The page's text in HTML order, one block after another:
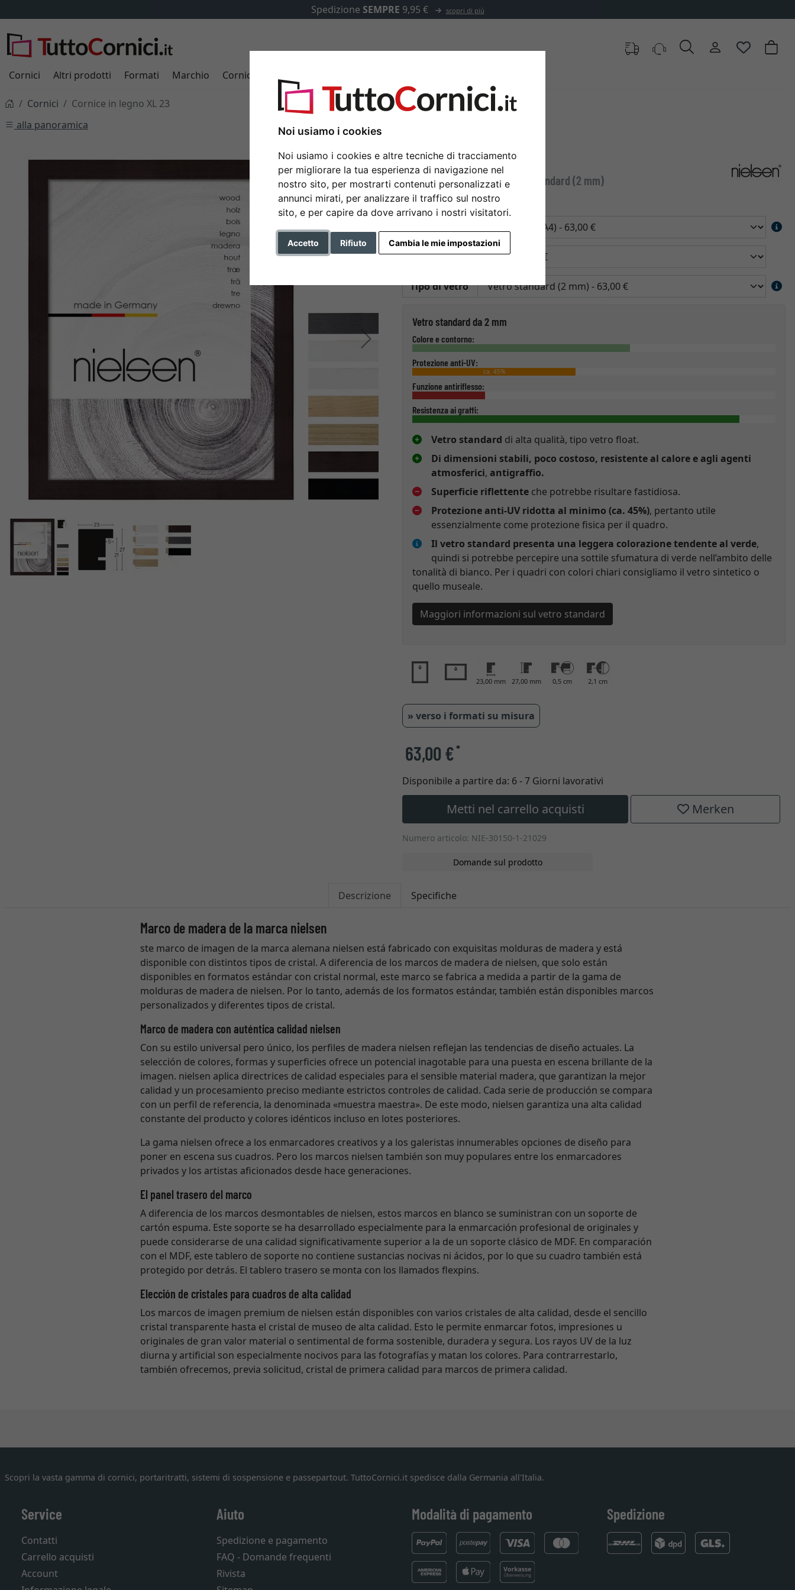
Noi usiamo i cookies
Noi usiamo i cookies e altre tecniche di tracciamento
per migliorare la tua esperienza di navigazione nel
nostro sito, per mostrarti contenuti personalizzati e
annunci mirati, per analizzare il traffico sul nostro
sito, e per capire da dove arrivano i nostri visitatori.
Accetto Rifiuto Cambia le mie impostazioni
SpedizioneSEMPRE9,95 € scopri di più
Cornici Altri prodotti Formati Marchio Cornici su misura
Cornici
Cornice in legno XL 23
alla panoramica
Avanti
Cornice in legno XL 23
21x29,7 cm (A4) | nero | Vetro standard (2 mm)
XL 23
Colore
Tipo di vetro
Vetro standard da 2 mm
Colore e contorno:
Protezione anti-UV:
ca. 45%
Funzione antiriflesso:
Resistenza ai graffi:
Vetro standard di alta qualità, tipo vetro float.
Di dimensioni stabili, poco costoso, resistente al calore e agli agenti
atmosferici, antigraffio.
Superficie riflettente che potrebbe risultare fastidiosa.
Protezione anti-UV ridotta al minimo (ca. 45%), pertanto utile
essenzialmente come protezione fisica per il quadro.
Il vetro standard presenta una leggera colorazione tendente al verde,
quindi si potrebbe percepire una sottile sfumatura di verde nell’ambito delle
tonalità di bianco. Per i quadri con colori chiari consigliamo il vetro sintetico o
quello museale.
Maggiori informazioni sul vetro standard
23,00 mm 27,00 mm 0,5 cm 2,1 cm
» verso i formati su misura
63,00 €*
Disponibile a partire da: 6 - 7 Giorni lavorativi
Metti nel carrello acquisti Merken
Numero articolo: NIE-30150-1-21029
Domande sul prodotto
Descrizione Specifiche
Marco de madera de la marca nielsen
ste marco de imagen de la marca alemana nielsen está fabricado con exquisitas molduras de madera y está
disponible con distintos tipos de cristal. A diferencia de los marcos de madera de nielsen, que solo están
disponibles en formatos estándar con cristal normal, este marco se fabrica a medida a partir de la gama de
molduras de madera de nielsen. Por lo tanto, además de los formatos estándar, también están disponibles marcos
personalizados y diferentes tipos de cristal.
Marco de madera con auténtica calidad nielsen
Con su estilo universal pero único, los perfiles de madera nielsen reflejan las tendencias de diseño actuales. La
selección de colores, formas y superficies ofrece un potencial inagotable para una puesta en escena brillante de la
imagen. nielsen aplica directrices de calidad especiales para el sensible material madera, que garantizan la mejor
calidad y un procesamiento preciso mediante estrictos controles de calidad. Cada serie de producción se compara
con un perfil de referencia, la denominada «muestra maestra». De este modo, nielsen garantiza una alta calidad
constante del producto y colores idénticos incluso en lotes posteriores.
La gama nielsen ofrece a los enmarcadores creativos y a los galeristas innumerables opciones de diseño para
poner en escena sus cuadros. Pero los marcos nielsen también son muy populares entre los enmarcadores
privados y los artistas aficionados desde hace generaciones.
El panel trasero del marco
A diferencia de los marcos desmontables de nielsen, estos marcos en blanco se suministran con un soporte de
cartón espuma. Este soporte se ha desarrollado especialmente para la enmarcación profesional de originales y
puede considerarse de una calidad significativamente superior a la de un soporte clásico de MDF. En comparación
con el MDF, este tablero de soporte no contiene sustancias nocivas ni ácidos, por lo que su cuadro también está
protegido por detrás. El tablero trasero se monta con los llamados flexpins.
Elección de cristales para cuadros de alta calidad
Los marcos de imagen premium de nielsen están disponibles con varios cristales de alta calidad, desde el sencillo
cristal transparente hasta el cristal de museo de alta calidad. Esto le permite enmarcar fotos, impresiones u
originales de gran valor material o sentimental de forma sostenible, duradera y segura. Los rayos UV de la luz
diurna y artificial son especialmente nocivos para las fotografías y matan los colores. Para contrarrestarlo,
también ofrecemos, previa solicitud, cristal de primera calidad para marcos de primera calidad.
Scopri la vasta gamma di cornici, portaritratti, sistemi di sospensione e passepartout. TuttoCornici.it spedisce dalla Germania all'Italia.
Service
Contatti
Carrello acquisti
Account
Aiuto
Spedizione e pagamento
FAQ - Domande frequenti
Rivista
Modalità di pagamento Spedizione